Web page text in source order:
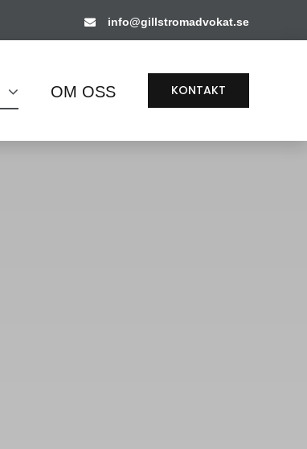
info@gillstromadvokat.se
OM OSS KONTAKT